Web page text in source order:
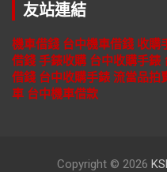
友站連結
機車借錢 台中機車借錢 收購
借錢 手錶收購 台中收購手錶
借錢 台中收購手錶 流當品拍
車 台中機車借款
Copyright © 2026